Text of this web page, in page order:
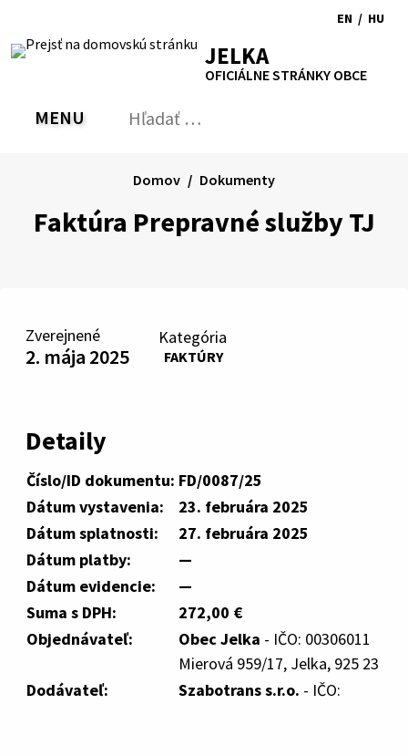
obsah
RSS MapaTlačiť
Zvýšiť
kontrast
písmapísma
EN
to
/ HU
JELKA
OFICIÁLNE STRÁNKY OBCE
PREPNÚŤ
MENU Hľadať:
Faktúra Prepravné služby TJ
Domov Dokumenty
Zverejnené
2. mája 2025
Kategória
FAKTÚRY
Detaily
Číslo/ID dokumentu: FD/0087/25
Dátum vystavenia:
23. februára 2025
Dátum splatnosti:
27. februára 2025
Dátum platby:
—
Dátum evidencie:
—
Suma s DPH:
272,00 €
Objednávateľ:
Obec Jelka - IČO: 00306011
Mierová 959/17, Jelka, 925 23
Dodávateľ:
Szabotrans s.r.o. - IČO: